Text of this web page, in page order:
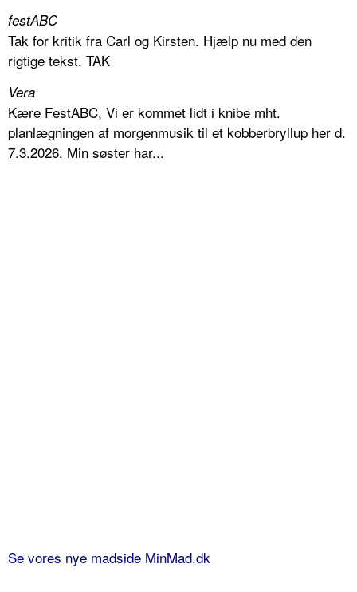
festABC
Tak for kritik fra Carl og Kirsten. Hjælp nu med den
rigtige tekst. TAK
Vera
Kære FestABC, Vi er kommet lidt i knibe mht.
planlægningen af morgenmusik til et kobberbryllup her d.
7.3.2026. Min søster har...
Se vores nye madside MinMad.dk